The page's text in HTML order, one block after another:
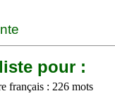
pour :
français : 226 mots